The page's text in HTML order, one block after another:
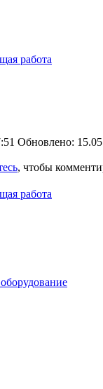
работа
Обновлено:
, чтобы
работа